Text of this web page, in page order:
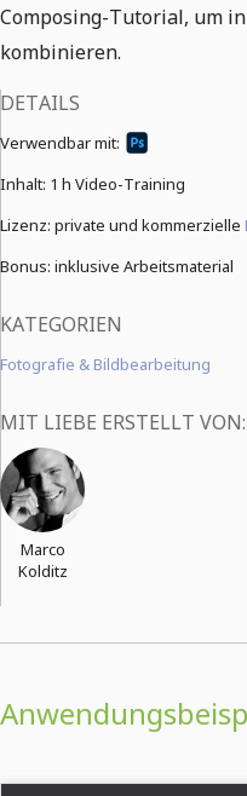
Composing-Tutorial, um
kombinieren.
DETAILS
Verwendbar mit:
Inhalt: 1 h Video-Training
Lizenz: private und kommerzielle
Bonus: inklusive Arbeitsmaterial
KATEGORIEN
Fotografie & Bildbearbeitung
MIT LIEBE ERSTELLT VON:
Marco
Kolditz